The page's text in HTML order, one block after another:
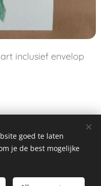
inclusief envelop
goed te laten
je de best mogelijke